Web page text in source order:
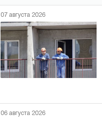
07 августа 2026
06 августа 2026